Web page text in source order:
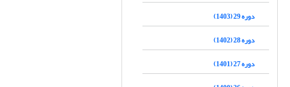
دوره 29 (1403)
دوره 28 (1402)
دوره 27 (1401)